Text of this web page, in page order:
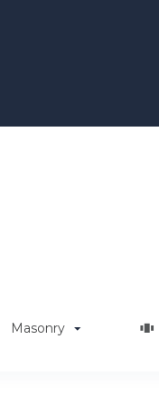
Masonry